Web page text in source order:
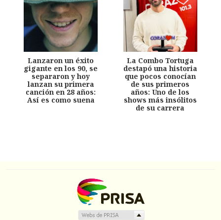
Lanzaron un éxito
gigante en los 90, se
separaron y hoy
lanzan su primera
canción en 28 años:
Así es como suena
La Combo Tortuga
destapó una historia
que pocos conocían
de sus primeros
años: Uno de los
shows más insólitos
de su carrera